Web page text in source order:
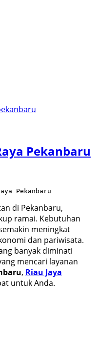
Pekanbaru
Pekanbaru
di Pekanbaru,
ramai. Kebutuhan
meningkat
dan pariwisata.
banyak diminati
mencari layanan
, Riau Jaya
untuk Anda.